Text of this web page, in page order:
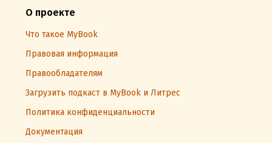
О проекте
Что такое MyBook
Правовая информация
Правообладателям
Загрузить подкаст в MyBook и Литрес
Политика конфиденциальности
Документация